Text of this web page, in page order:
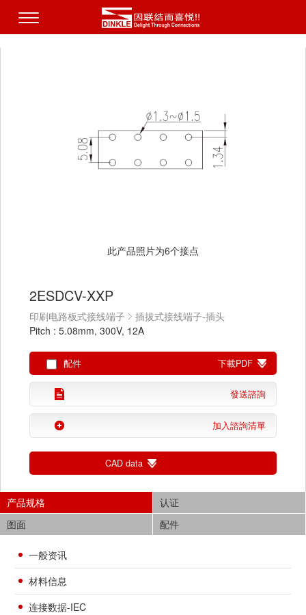
此产品照片为6个接点
2ESDCV-XXP
印刷电路板式接线端子
插拔式接线端子-插头
Pitch : 5.08mm, 300V, 12A
配件 下載PDF
發送諮詢
加入諮詢清單
CAD data
产品规格
认证
图面
配件
一般资讯
材料信息
连接数据-IEC